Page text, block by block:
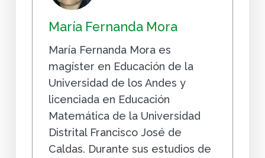
María Fernanda Mora
María Fernanda Mora es
magíster en Educación de la
Universidad de los Andes y
licenciada en Educación
Matemática de la Universidad
Distrital Francisco José de
Caldas. Durante sus estudios de